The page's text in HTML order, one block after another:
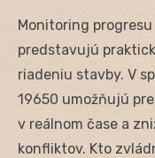
Monitoring progresu
predstavujú
riadeniu stavby. V
19650 umožňujú
v reálnom čase a
konfliktov. Kto